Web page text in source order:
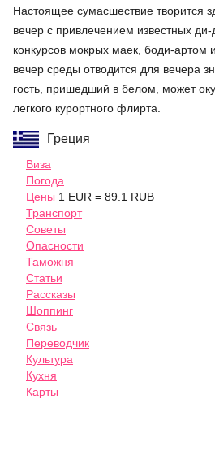
Настоящее сумасшествие творится
вечер с привлечением известных
конкурсов мокрых маек, боди-артом
вечер среды отводится для вечера
гость, пришедший в белом, может
легкого курортного флирта.
Греция
Виза
Погода
Цены 1 EUR = 89.1 RUB
Транспорт
Советы
Опасности
Таможня
Статьи
Рассказы
Шоппинг
Связь
Переводчик
Культура
Кухня
Карты